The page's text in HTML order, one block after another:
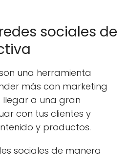
sociales de
una herramienta
más con marketing
llegar a una gran
con tus clientes y
y productos.
sociales de manera